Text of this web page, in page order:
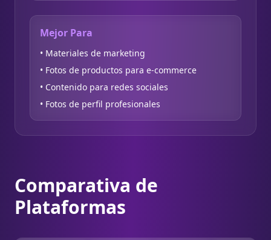
Mejor Para
• Materiales de marketing
• Fotos de productos para e-commerce
• Contenido para redes sociales
• Fotos de perfil profesionales
Comparativa de
Plataformas